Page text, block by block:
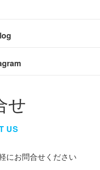
せ
US
にお問合せください